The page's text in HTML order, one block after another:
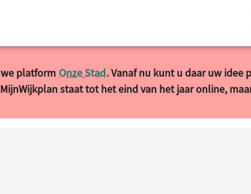
platform Onze Stad. Vanaf nu kunt u daar uw idee
MijnWijkplan staat tot het eind van het jaar online,